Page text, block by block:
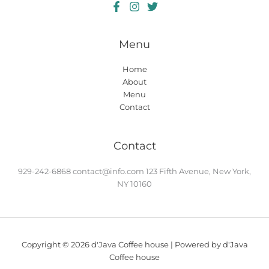
Menu
Home
About
Menu
Contact
Contact
929-242-6868 contact@info.com 123 Fifth Avenue, New York,
NY 10160
Copyright © 2026 d'Java Coffee house | Powered by d'Java
Coffee house